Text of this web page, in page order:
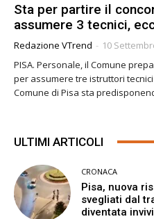
Sta per partire il
assumere 3 tecnici,
Redazione VTrend - 10
PISA. Personale, il Comune
per assumere tre istruttori tecnici
Comune di Pisa sta
ULTIMI ARTICOLI
CRONACA
Pisa, nuova
svegliati dal
diventata